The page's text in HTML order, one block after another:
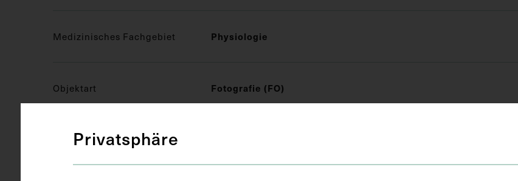
Medizinisches Fachgebiet Physiologie
Objektart Fotografie (FO)
Gegenstand
Privatsphäre